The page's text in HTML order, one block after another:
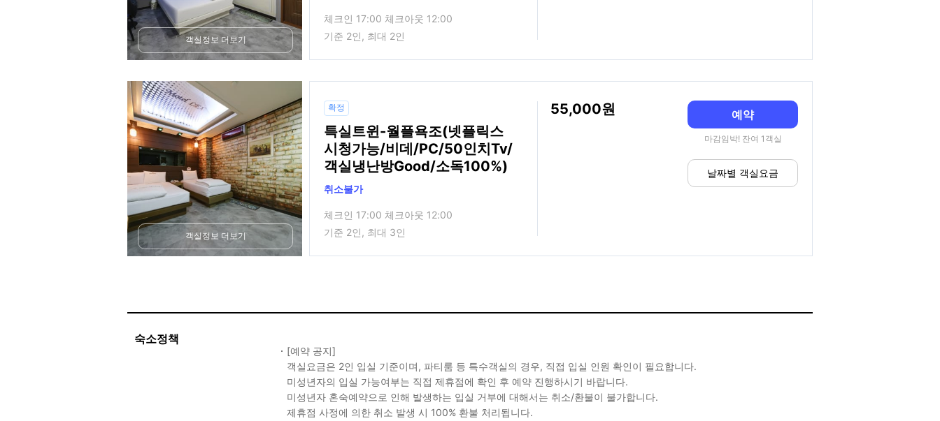
객실정보 더보기
체크인 17:00 체크아웃 12:00
기준 2인, 최대 2인
객실정보 더보기
확정
특실트윈-월플욕조(넷플릭스
시청가능/비데/PC/50인치Tv/
객실냉난방Good/소독100%)
취소불가
체크인 17:00 체크아웃 12:00
기준 2인, 최대 3인
55,000 예약
마감임박! 잔여 1객실
날짜별 객실요금
숙소정책
[예약 공지]
객실요금은 2인 입실 기준이며, 파티룸 등 특수객실의 경우, 직접 입실 인원 확인이 필요합니다.
미성년자의 입실 가능여부는 직접 제휴점에 확인 후 예약 진행하시기 바랍니다.
미성년자 혼숙예약으로 인해 발생하는 입실 거부에 대해서는 취소/환불이 불가합니다.
제휴점 사정에 의한 취소 발생 시 100% 환불 처리됩니다.